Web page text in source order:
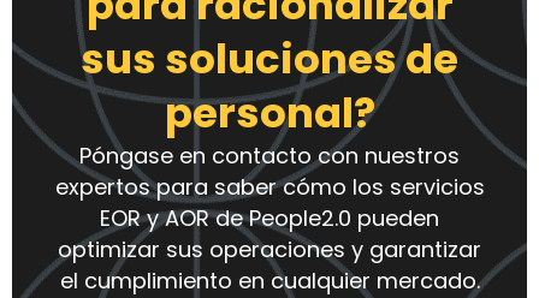
sus soluciones de
personal?
Póngase en contacto con nuestros
expertos para saber cómo los servicios
EOR y AOR de People2.0 pueden
optimizar sus operaciones y garantizar
el cumplimiento en cualquier mercado.